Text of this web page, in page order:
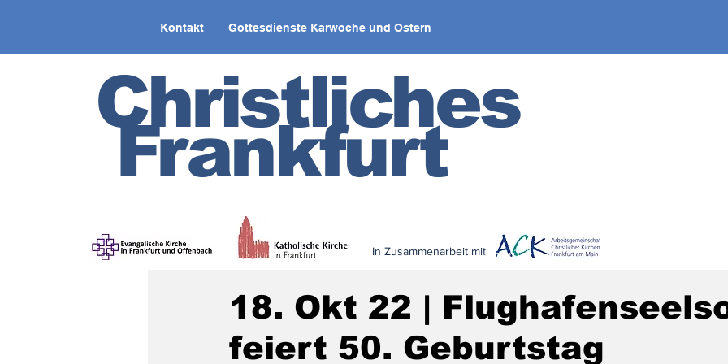
Kontakt Gottesdienste Karwoche und Ostern
Christliches
Frankfurt
In Zusammenarbeit mit< zurück
18. Okt 22 |
feiert 50. Geburtstag